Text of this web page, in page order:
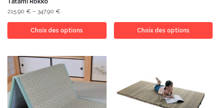
215,90 € – 347,90 €
Choix des options Choix des options